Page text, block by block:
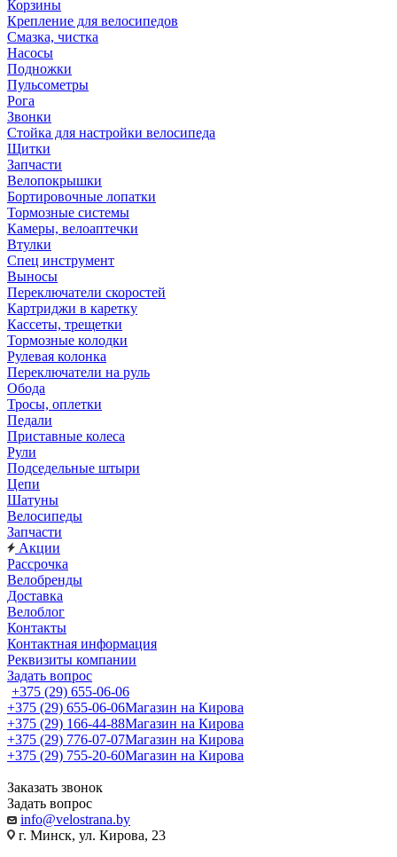
Корзины
Крепление для велосипедов
Смазка, чистка
Насосы
Подножки
Пульсометры
Рога
Звонки
Стойка для настройки велосипеда
Щитки
Запчасти
Велопокрышки
Бортировочные лопатки
Тормозные системы
Камеры, велоаптечки
Втулки
Спец инструмент
Выносы
Переключатели скоростей
Картриджи в каретку
Кассеты, трещетки
Тормозные колодки
Рулевая колонка
Переключатели на руль
Обода
Тросы, оплетки
Педали
Приставные колеса
Рули
Подседельные штыри
Цепи
Шатуны
Велосипеды
Запчасти
Акции
Рассрочка
Велобренды
Доставка
Велоблог
Контакты
Контактная информация
Реквизиты компании
Задать вопрос
+375 (29) 655-06-06
+375 (29) 655-06-06Магазин на Кирова
+375 (29) 166-44-88Магазин на Кирова
+375 (29) 776-07-07Магазин на Кирова
+375 (29) 755-20-60Магазин на Кирова
Заказать звонок
Задать вопрос
info@velostrana.by
г. Минск, ул. Кирова, 23